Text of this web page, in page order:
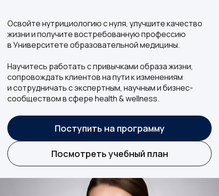
Освойте нутрициологию с нуля, улучшите качество
жизни и получите востребованную профессию
в Университете образовательной медицины.
Научитесь работать с привычками образа жизни,
сопровождать клиентов на пути к изменениям
и сотрудничать с экспертным, научным и бизнес-
сообществом в сфере health & wellness.
Поступить на программу
Посмотреть учебный план